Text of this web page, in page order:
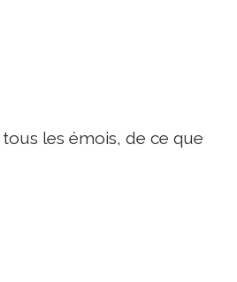
les émois, de ce que